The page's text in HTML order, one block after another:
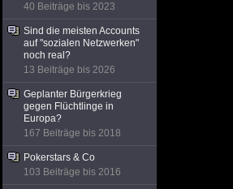
40 Beiträge bis 2023
Sind die meisten Accounts
auf "sozialen Netzwerken"
noch real?
13 Beiträge bis 2026
Geplanter Bürgerkrieg
gegen Flüchtlinge in
Europa?
167 Beiträge bis 2018
Pokerstars & Co
103 Beiträge bis 2016